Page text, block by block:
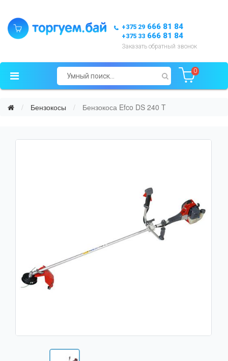
+375 29 666 81 84
+375 33 666 81 84
Заказать обратный звонок
0
Бензокосы Бензокоса Efco DS 240 T